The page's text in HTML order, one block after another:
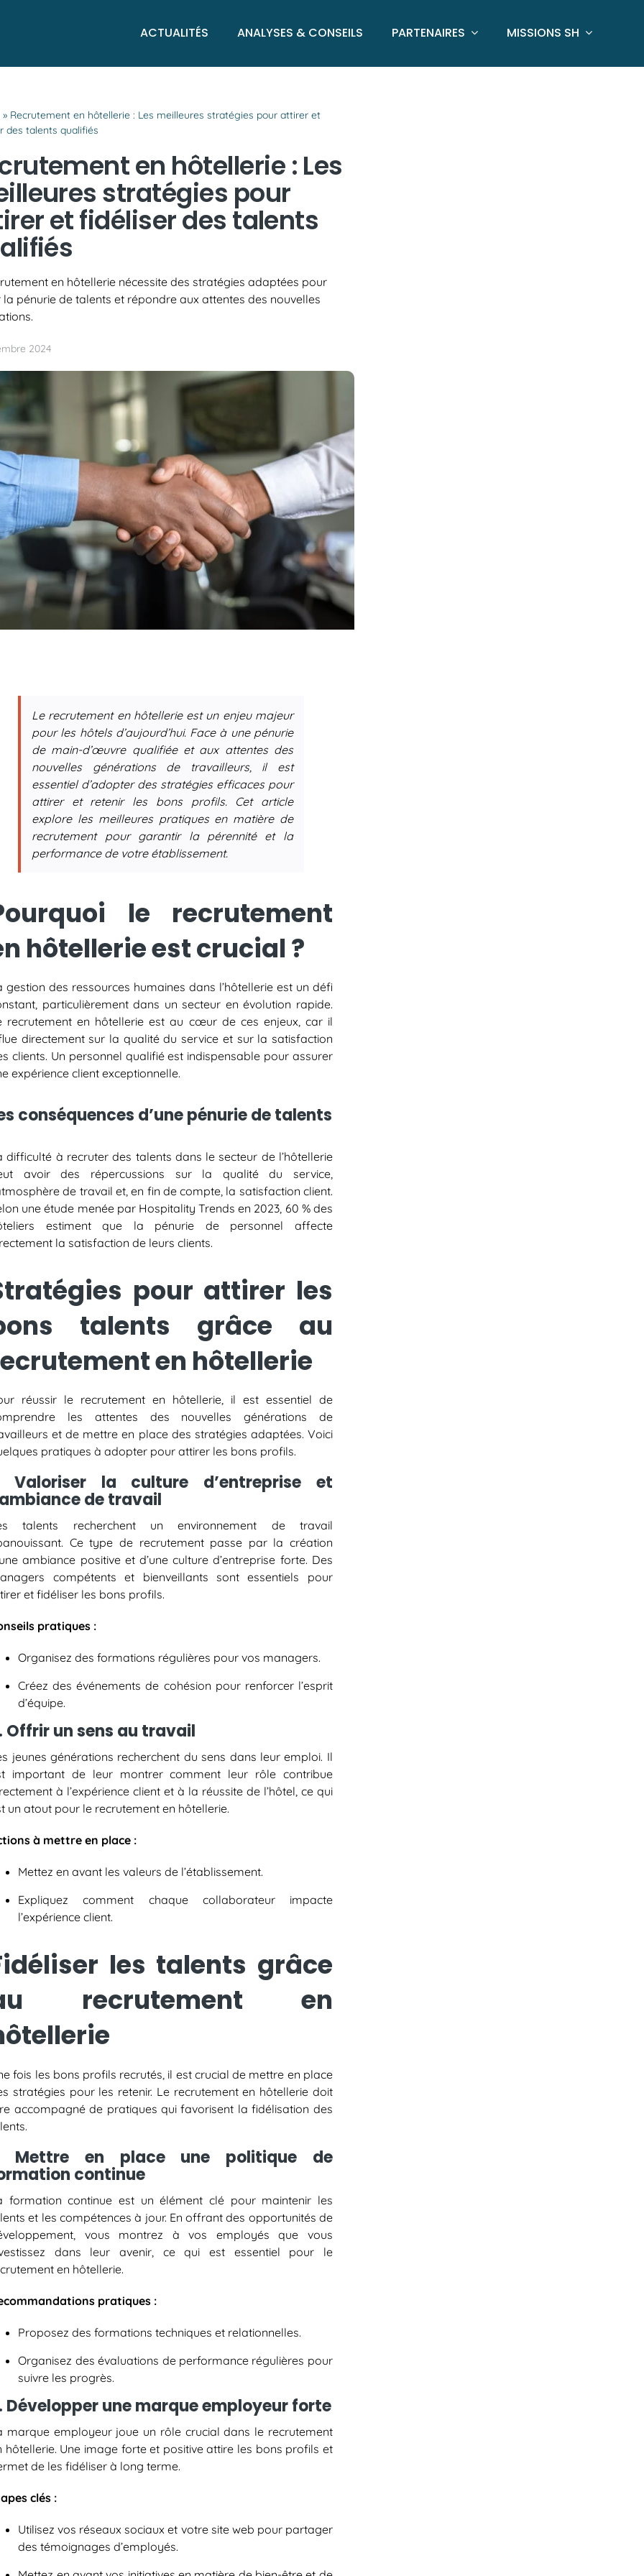
ACTUALITÉS ANALYSES & CONSEILS PARTENAIRES MISSIONS SH
» Recrutement en hôtellerie : Les meilleures stratégies pour attirer et
des talents qualifiés
en hôtellerie : Les
stratégies pour
et fidéliser des talents
en hôtellerie nécessite des stratégies adaptées pour
la pénurie de talents et répondre aux attentes des nouvelles
2024
Le recrutement en hôtellerieest un enjeu majeur
pour les hôtels d’aujourd’hui. Face à une pénurie
de main-d’œuvre qualifiée et aux attentes des
nouvelles générations de travailleurs, il est
essentiel d’adopter des stratégies efficaces pour
attirer et retenir les bons profils. Cet article
explore les meilleures pratiques en matière de
recrutementpour garantir la pérennité et la
performance de votre établissement.
le recrutement
hôtellerie est crucial ?
gestion des ressources humaines dans l’hôtellerie est un défi
particulièrement dans un secteur en évolution rapide.
recrutement en hôtellerie est au cœur de ces enjeux, car il
directement sur la qualité du service et sur la satisfaction
clients. Un personnel qualifié est indispensable pour assurer
expérience client exceptionnelle.
conséquences d’une pénurie de talents
difficulté à recruter des talents dans le secteur de l’hôtellerie
avoir des répercussions sur la qualité du service,
de travail et, en fin de compte, la satisfaction client.
une étude menée par Hospitality Trends en 2023, 60 % des
estiment que la pénurie de personnel affecte
la satisfaction de leurs clients.
pour attirer les
talents grâce au
en hôtellerie
réussir le recrutement en hôtellerie, il est essentiel de
les attentes des nouvelles générations de
et de mettre en place des stratégies adaptées. Voici
pratiques à adopter pour attirer les bons profils.
Valoriser la culture d’entreprise et
de travail
talents recherchent un environnement de travail
Ce type de recrutementpasse par la création
ambiance positive et d’une culture d’entreprise forte. Des
compétents et bienveillants sont essentiels pour
et fidéliser les bons profils.
pratiques :
Organisez des formations régulières pour vos managers.
Créez des événements de cohésion pour renforcer l’esprit
d’équipe.
Offrir un sens au travail
jeunes générations recherchent du sens dans leur emploi. Il
important de leur montrer comment leur rôle contribue
à l’expérience client et à la réussite de l’hôtel, ce qui
un atout pour le recrutement en hôtellerie.
à mettre en place :
Mettez en avant les valeurs de l’établissement.
Expliquez comment chaque collaborateur impacte
l’expérience client.
les talents grâce
recrutement en
fois les bons profils recrutés, il est crucial de mettre en place
stratégies pour les retenir. Le recrutement en hôtellerie doit
accompagné de pratiques qui favorisent la fidélisation des
Mettre en place une politique de
continue
formation continue est un élément clé pour maintenir les
et les compétences à jour. En offrant des opportunités de
vous montrez à vos employés que vous
dans leur avenir, ce qui est essentiel pour le
en hôtellerie.
pratiques :
Proposez des formations techniques et relationnelles.
Organisez des évaluations de performance régulières pour
suivre les progrès.
Développer une marque employeur forte
marque employeur joue un rôle crucial dans le recrutement
hôtellerie. Une image forte et positive attire les bons profils et
de les fidéliser à long terme.
clés :
Utilisez vos réseaux sociaux et votre site web pour partager
des témoignages d’employés.